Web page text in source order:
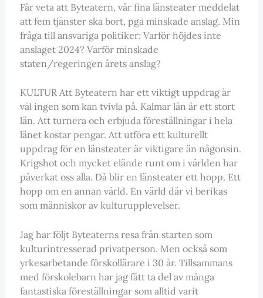
Får veta att Byteatern, vår fina länsteater meddelat
att fem tjänster ska bort, pga minskade anslag. Min
fråga till ansvariga politiker: Varför höjdes inte
anslaget 2024? Varför minskade
staten/regeringen årets anslag?
KULTUR Att Byteatern har ett viktigt uppdrag är
väl ingen som kan tvivla på. Kalmar län är ett stort
län. Att turnera och erbjuda föreställningar i hela
länet kostar pengar. Att utföra ett kulturellt
uppdrag för en länsteater är viktigare än någonsin.
Krigshot och mycket elände runt om i världen har
påverkat oss alla. Då blir en länsteater ett hopp. Ett
hopp om en annan värld. En värld där vi berikas
som människor av kulturupplevelser.
Jag har följt Byteaterns resa från starten som
kulturintresserad privatperson. Men också som
yrkesarbetande förskollärare i 30 år. Tillsammans
med förskolebarn har jag fått ta del av många
fantastiska föreställningar som alltid varit